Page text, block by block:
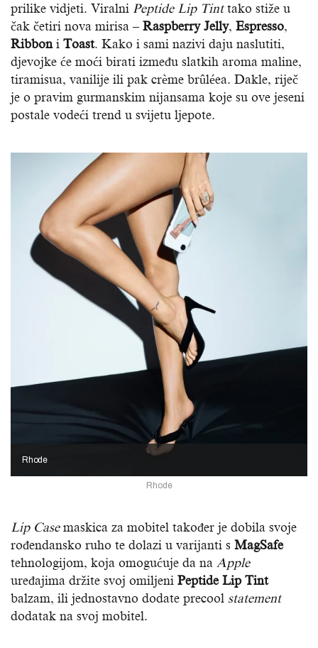
prilike vidjeti. Viralni Peptide Lip Tinttako stiže u
čak četiri nova mirisa – Raspberry Jelly, Espresso,
Ribboni Toast. Kako i sami nazivi daju naslutiti,
djevojke će moći birati između slatkih aroma maline,
tiramisua, vanilije ili pak crème brûléea. Dakle, riječ
je o pravim gurmanskim nijansama koje su ove jeseni
postale vodeći trend u svijetu ljepote.
Rhode
Rhode
Lip Casemaskica za mobitel također je dobila svoje
rođendansko ruho te dolazi u varijanti s MagSafe
tehnologijom, koja omogućuje da na Apple
uređajima držite svoj omiljeni Peptide Lip Tint
balzam, ili jednostavno dodate precool statement
dodatak na svoj mobitel.